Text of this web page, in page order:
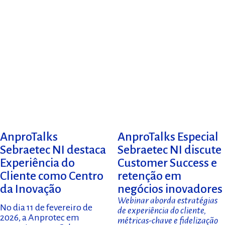
AnproTalks
Sebraetec NI destaca
Experiência do
Cliente como Centro
da Inovação
No dia 11 de fevereiro de
2026, a Anprotec em
AnproTalks Especial
Sebraetec NI discute
Customer Success e
retenção em
negócios inovadores
Webinar aborda estratégias
de experiência do cliente,
métricas-chave e fidelização